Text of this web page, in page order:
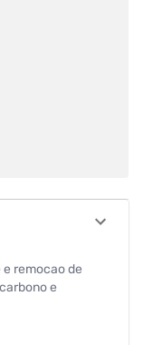
remocao de
e